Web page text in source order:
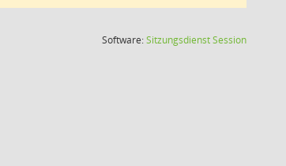
Software:SitzungsdienstSession(Wird in